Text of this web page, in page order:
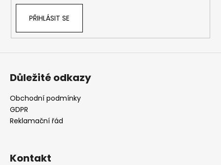
u
PŘIHLÁSIT SE
Důležité odkazy
Obchodní podmínky
GDPR
Reklamační řád
Kontakt